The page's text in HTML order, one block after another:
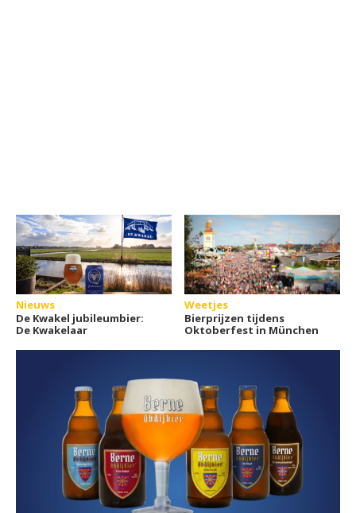
Nieuws
De Kwakel jubileumbier:
De Kwakelaar
Weetjes
Bierprijzen tijdens
Oktoberfest in München